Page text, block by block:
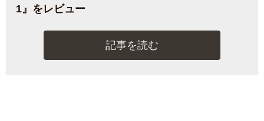
1』をレビュー
記事を読む